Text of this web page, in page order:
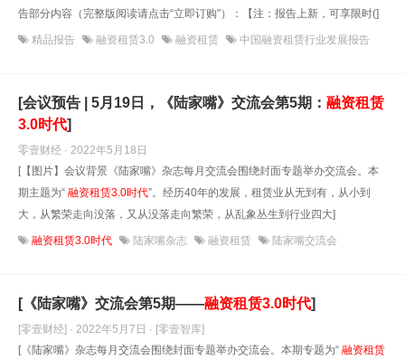
告部分内容（完整版阅读请点击“立即订购”）：【注：报告上新，可享限时(]
精品报告 融资租赁3.0 融资租赁 中国融资租赁行业发展报告
[会议预告 | 5月19日，《陆家嘴》交流会第5期： 融资租赁
3.0时代]
零壹财经 · 2022年5月18日
[【图片】会议背景《陆家嘴》杂志每月交流会围绕封面专题举办交流会。本
期主题为“ 融资租赁3.0时代”。经历40年的发展，租赁业从无到有，从小到
大，从繁荣走向没落，又从没落走向繁荣，从乱象丛生到行业四大]
融资租赁3.0时代 陆家嘴杂志 融资租赁 陆家嘴交流会
[《陆家嘴》交流会第5期——融资租赁3.0时代]
[零壹财经] · 2022年5月7日 · [零壹智库]
[《陆家嘴》杂志每月交流会围绕封面专题举办交流会。本期专题为“ 融资租赁